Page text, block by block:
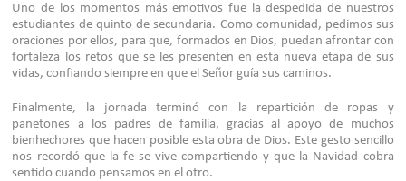
Uno de los momentos más emotivos fue la despedida de nuestros
estudiantes de quinto de secundaria. Como comunidad, pedimos sus
oraciones por ellos, para que, formados en Dios, puedan afrontar con
fortaleza los retos que se les presenten en esta nueva etapa de sus
vidas, confiando siempre en que el Señor guía sus caminos.
Finalmente, la jornada terminó con la repartición de ropas y
panetones a los padres de familia, gracias al apoyo de muchos
bienhechores que hacen posible esta obra de Dios. Este gesto sencillo
nos recordó que la fe se vive compartiendo y que la Navidad cobra
sentido cuando pensamos en el otro.